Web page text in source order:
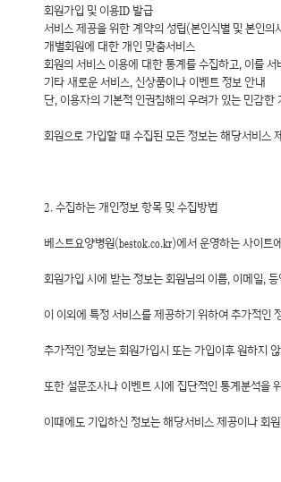
회원가입 및 이용ID 발급
서비스 제공을 위한 계약의 성립(본인식별 및 본인의
개별회원에 대한 개인 맞춤서비스
회원의 서비스 이용에 대한 통계를 수집하고, 이를
기타 새로운 서비스, 신상품이나 이벤트 정보 안내
단, 이용자의 기본적 인권침해의 우려가 있는 민감
회원으로 가입할 때 수집된 모든 정보는 해당서비스
2. 수집하는 개인정보 항목 및 수집방법
베스트요양병원(bestok.co.kr)에서 운영하는 사이트
회원가입 시에 받는 정보는 회원님의 이름, 이메일,
이 이외에 특정 서비스를 제공하기 위하여 추가적인
추가적인 정보는 회원가입시 또는 가입이후 원하지
또한 설문조사나 이벤트 시에 집단적인 통계분석을
이때에도 기입하신 정보는 해당서비스 제공이나 회